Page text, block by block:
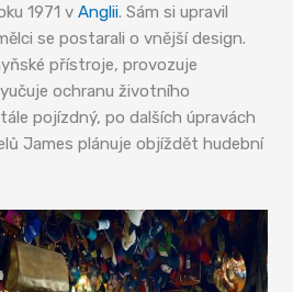
1971 vAnglii. Sám si upravil
se postarali o vnější design.
přístroje, provozuje
ochranu životního
pojízdný, po dalších úpravách
James plánuje objíždět hudební